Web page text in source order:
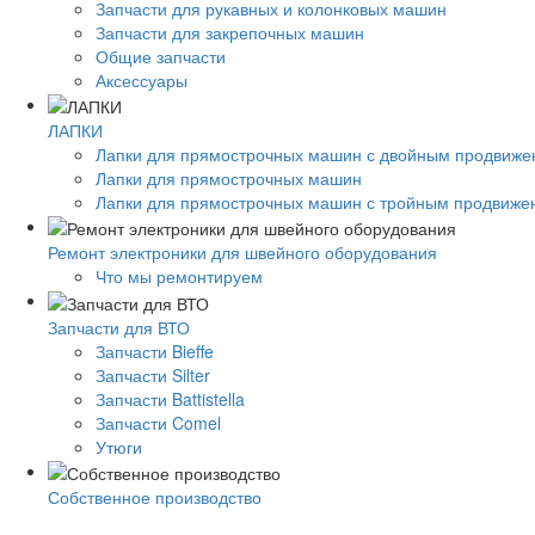
Запчасти для рукавных и колонковых машин
Запчасти для закрепочных машин
Общие запчасти
Аксессуары
ЛАПКИ
Лапки для прямострочных машин с двойным
Лапки для прямострочных машин
Лапки для прямострочных машин с тройным
Ремонт электроники для швейного оборудования
Что мы ремонтируем
Запчасти для ВТО
Запчасти Bieffe
Запчасти Silter
Запчасти Battistella
Запчасти Comel
Утюги
Собственное производство